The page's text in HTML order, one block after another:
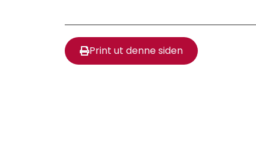
Print ut denne siden